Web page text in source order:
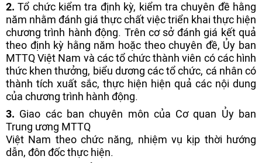
2. Tổ chức kiểm tra định kỳ, kiểm tra chuyên đề hằng
năm nhằm đánh giá thực chất việc triển khai thực hiện
chương trình hành động. Trên cơ sở đánh giá kết quả
theo định kỳ hằng năm hoặc theo chuyên đề, Ủy ban
MTTQ Việt Nam và các tổ chức thành viên có các hình
thức khen thưởng, biểu dương các tổ chức, cá nhân có
thành tích xuất sắc, thực hiện hiện quả các nội dung
của chương trình hành động.
3. Giao các ban chuyên môn của Cơ quan Ủy ban
Trung ương MTTQ
Việt Nam theo chức năng, nhiệm vụ kịp thời hướng
dẫn, đôn đốc thực hiện.